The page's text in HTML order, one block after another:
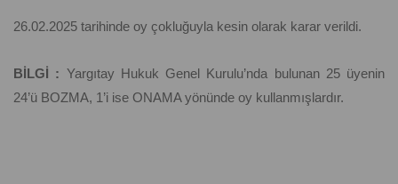
26.02.2025 tarihinde oy çokluğuyla kesin olarak karar verildi.
BİLGİ : Yargıtay Hukuk Genel Kurulu’nda bulunan 25 üyenin
24’ü BOZMA, 1’i ise ONAMA yönünde oy kullanmışlardır.